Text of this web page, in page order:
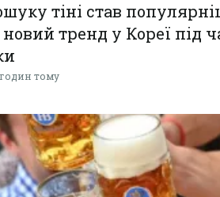
тіні став
новий тренд у Кореї під
тому